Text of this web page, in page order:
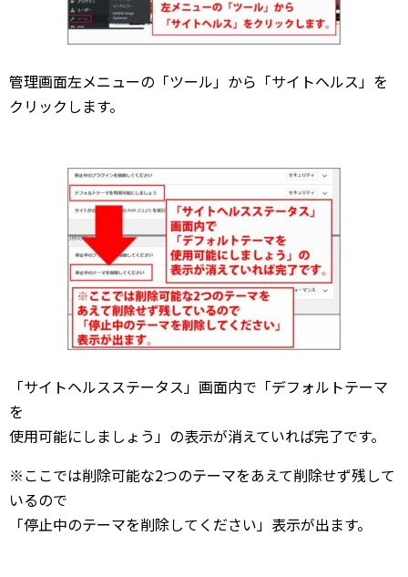
管理画面左メニューの「ツール」から「サイトヘルス」を
クリックします。
「サイトヘルスステータス」画面内で「デフォルトテーマ
を
使用可能にしましょう」の表示が消えていれば完了です。
※ここでは削除可能な2つのテーマをあえて削除せず残して
いるので
「停止中のテーマを削除してください」表示が出ます。